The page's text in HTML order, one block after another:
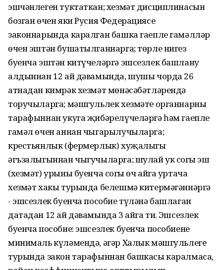
эшчәнлеген туктаткан; хезмәт дисциплинасын
бозган өчен яки Русия Федерациясе
законнарында каралган башка гаепле гамәлләр
өчен эштән бушатылганнарга; төрле нигез
буенча эштән китүчеләргә эшсезлек башлану
алдыннан 12 ай дәвамында, шушы чорда 26
атнадан кимрәк хезмәт мөнәсәбәтләрендә
торучыларга; мәшгульлек хезмәте органнарны
тарафыннан укуга җибәрелүчеләргә һәм гаепле
гамәл өчен аннан чыгарылучыларга;
крестьянлык (фермерлык) хуҗалыгы
әгъзалыгыннан чыгучыларга; шулай ук соңгы эш
(хезмәт) урыны буенча соңгы өч айга уртача
хезмәт хакы турында белешмә китермәгәннәргә
- эшсезлек буенча пособие түләнә башлаган
датадан 12 ай дәвамында 3 айга тиң. Эшсезлек
буенча пособие: эшсезлек буенча пособиенең
минималь күләмендә, әгәр Халык мәшгульлеге
турында закон тарафыннан башкасы каралмаса,